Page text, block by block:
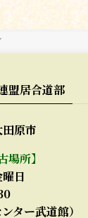
盟居合道部
原市
場所】
日
ター武道館）